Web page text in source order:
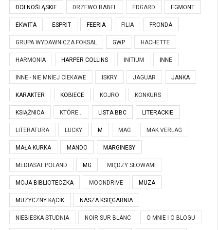
DOLNOŚLĄSKIE DRZEWO BABEL EDGARD EGMONT
EKWITA ESPRIT FEERIA FILIA FRONDA
GRUPA WYDAWNICZA FOKSAL GWP HACHETTE
HARMONIA HARPER COLLINS INITIUM INNE
INNE - NIE MNIEJ CIEKAWE ISKRY JAGUAR JANKA
KARAKTER KOBIECE KOJRO KONKURS
KSIĄŻNICA KTÓRE... LISTA BBC LITERACKIE
LITERATURA LUCKY M MAG MAK VERLAG
MAŁA KURKA MANDO MARGINESY
MEDIASAT POLAND MG MIĘDZY SŁOWAMI
MOJA BIBLIOTECZKA MOONDRIVE MUZA
MUZYCZNY KĄCIK NASZA KSIĘGARNIA
NIEBIESKA STUDNIA NOIR SUR BLANC O MNIE I O BLOGU